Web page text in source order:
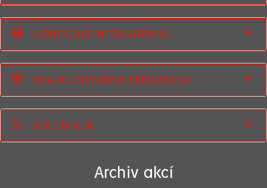
LIONS CLUB INTERNATIONAL
KOALICE NEVLÁDEK PARDUBICKA
BOCCIA RUN
Archiv akcí